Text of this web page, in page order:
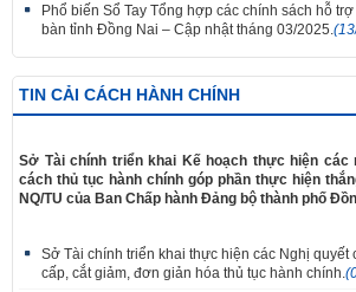
Phổ biến Sổ Tay Tổng hợp các chính sách hỗ
bàn tỉnh Đồng Nai – Cập nhật tháng 03/2025.
TIN CẢI CÁCH HÀNH CHÍNH
Sở Tài chính triển khai Kế hoạch thực hiện các
cách thủ tục hành chính góp phần thực hiện
NQ/TU của Ban Chấp hành Đảng bộ thành phố
Sở Tài chính triển khai thực hiện các Nghị quyết
cấp, cắt giảm, đơn giản hóa thủ tục hành chính.